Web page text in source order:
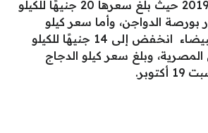
السبت 19 أكتوبر 2019 حيث بلغ سعرها 20 جنيهًا للكيلو
بورصة الدواجن، وأما سعر كيلو
الدواجن الأمهات البيضاء انخفض إلى 14 جنيهًا للكيلو
المصرية، وبلغ سعر كيلو الدجاج